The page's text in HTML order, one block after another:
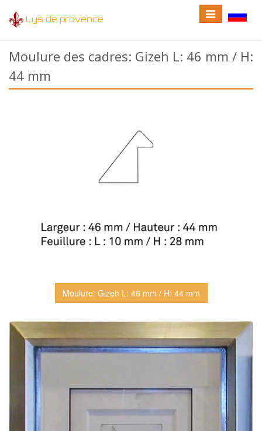
Lys de provence
Toggle
language
Toggle
navigation
Moulure des cadres: Gizeh L: 46 mm / H:
44 mm
Moulure: Gizeh L: 46 mm / H: 44 mm